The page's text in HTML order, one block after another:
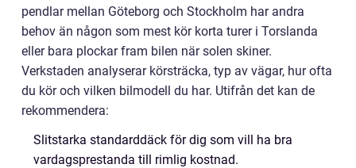
pendlar mellan Göteborg och Stockholm har andra
behov än någon som mest kör korta turer i Torslanda
eller bara plockar fram bilen när solen skiner.
Verkstaden analyserar körsträcka, typ av vägar, hur ofta
du kör och vilken bilmodell du har. Utifrån det kan de
rekommendera:
Slitstarka standarddäck för dig som vill ha bra
vardagsprestanda till rimlig kostnad.